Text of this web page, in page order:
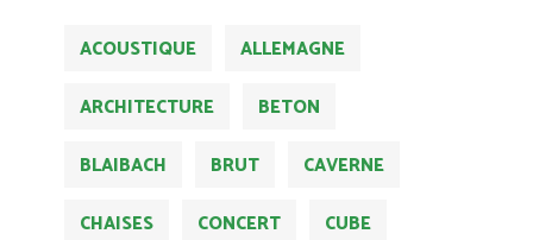
ACOUSTIQUE
ALLEMAGNE
ARCHITECTURE
BETON
BLAIBACH
BRUT
CAVERNE
CHAISES
CONCERT
CUBE